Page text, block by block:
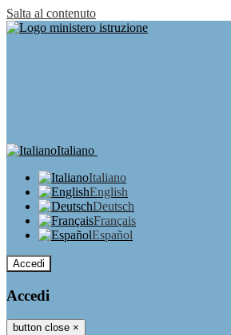
Salta al contenuto
Italiano
Italiano
English
Deutsch
Français
Español
Accedi
Accedi
button close ×